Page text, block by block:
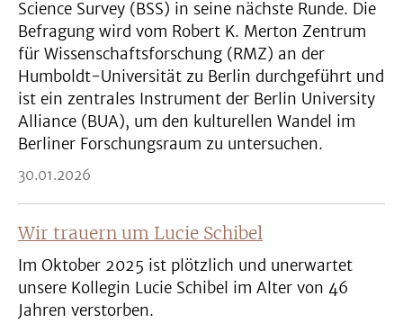
Science Survey (BSS) in seine nächste Runde. Die
Befragung wird vom Robert K. Merton Zentrum
für Wissenschaftsforschung (RMZ) an der
Humboldt-Universität zu Berlin durchgeführt und
ist ein zentrales Instrument der Berlin University
Alliance (BUA), um den kulturellen Wandel im
Berliner Forschungsraum zu untersuchen.
30.01.2026
Wir trauern um Lucie Schibel
Im Oktober 2025 ist plötzlich und unerwartet
unsere Kollegin Lucie Schibel im Alter von 46
Jahren verstorben.